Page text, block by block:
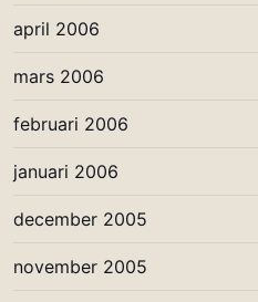
april 2006
mars 2006
februari 2006
januari 2006
december 2005
november 2005